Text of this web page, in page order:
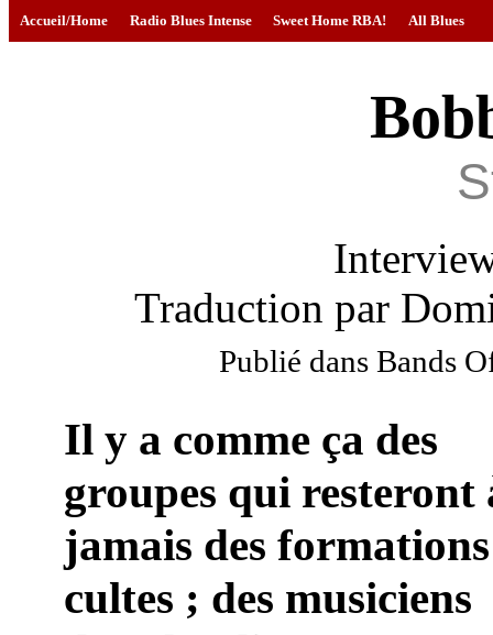
Accueil/Home Radio Blues Intense Sweet Home RBA! All Blues
Traduction par
Publié dans Bands
Il y a comme ça des
groupes qui resteront
jamais des formations
cultes ; des musiciens